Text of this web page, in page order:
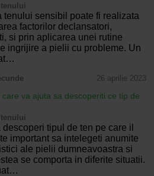
tenului sensibil poate fi realizata
factorilor declansatori,
si prin aplicarea unei rutine
ingrijire a pielii cu probleme. Un
26 aprilie 2023
care va ajuta sa descoperiti ce tip de
descoperi tipul de ten pe care il
important sa intelegeti anumite
ale pielii dumneavoastra si
se comporta in diferite situatii.